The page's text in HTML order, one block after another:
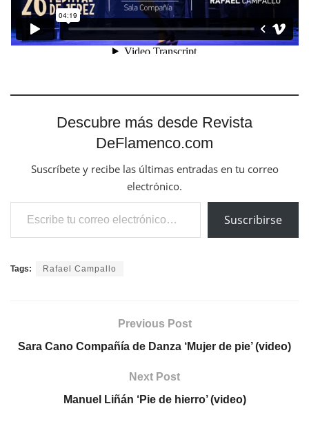
Descubre más desde Revista
DeFlamenco.com
Suscríbete y recibe las últimas entradas en tu correo
electrónico.
Escribe tu correo electrónico…
Suscribirse
Tags: Rafael Campallo
Previous Post
Sara Cano Compañía de Danza ‘Mujer de pie’ (video)
Next Post
Manuel Liñán ‘Pie de hierro’ (video)